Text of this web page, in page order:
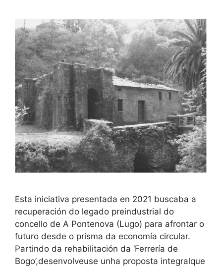
Esta iniciativa presentada en 2021 buscaba a
recuperación do legado preindustrial do
concello de A Pontenova (Lugo) para afrontar o
futuro desde o prisma da economía circular.
Partindo da rehabilitación da ‘Ferrería de
Bogo’,desenvolveuse unha proposta integralque